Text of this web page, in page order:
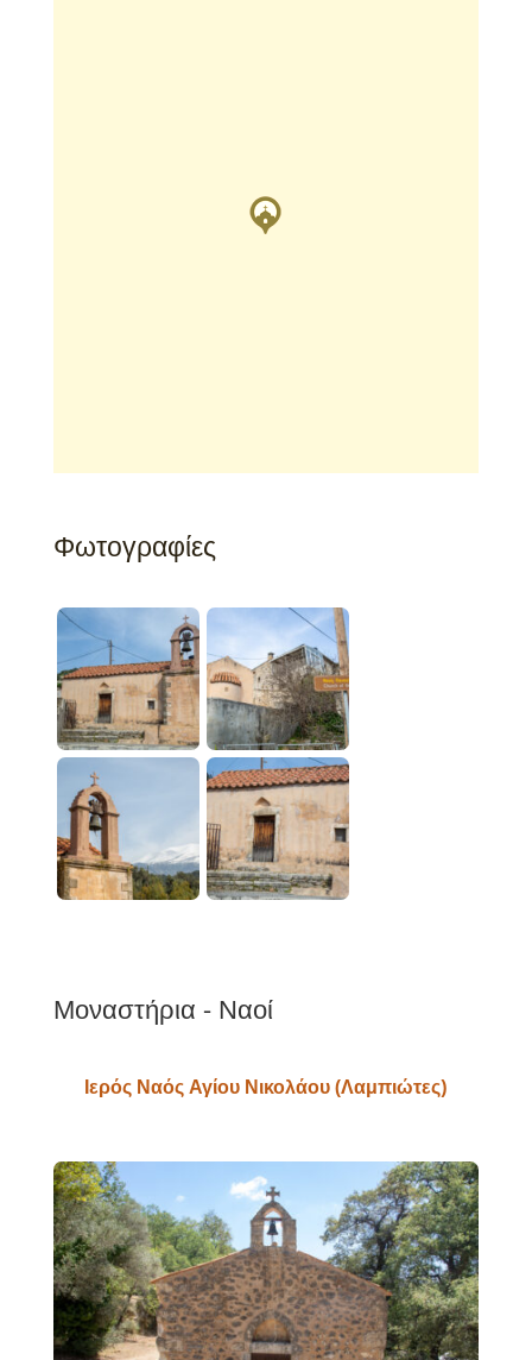
Φωτογραφίες
Μοναστήρια - Ναοί
Ιερός Ναός Αγίου Νικολάου (Λαμπιώτες)